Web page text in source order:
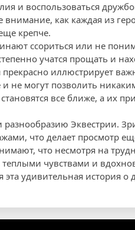
и воспользоваться
как каждая из
крепче.
ссориться или не
учатся прощать и
иллюстрирует
не могут позволить
все ближе, а их
Эквестрии.
что делает просмотр
что несмотря на
теплыми чувствами и
эта удивительная история